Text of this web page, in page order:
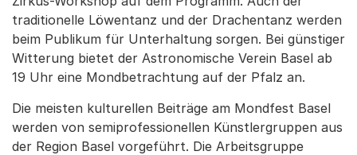
traditionelle Löwentanz und der Drachentanz werden
beim Publikum für Unterhaltung sorgen. Bei günstiger
Witterung bietet der Astronomische Verein Basel ab
19 Uhr eine Mondbetrachtung auf der Pfalz an.
Die meisten kulturellen Beiträge am Mondfest Basel
werden von semiprofessionellen Künstlergruppen aus
der Region Basel vorgeführt. Die Arbeitsgruppe